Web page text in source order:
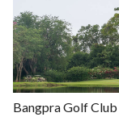
Bangpra Golf Club